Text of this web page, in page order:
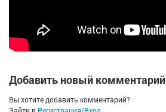
Добавить новый комментарий
Вы хотите добавить комментарий?